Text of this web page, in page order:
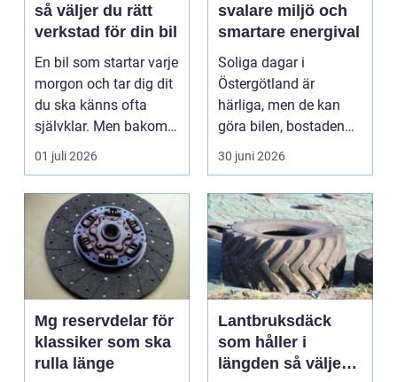
så väljer du rätt
verkstad för din bil
En bil som startar varje
morgon och tar dig dit
du ska känns ofta
självklar. Men bakom
varje problem...
01 juli 2026
svalare miljö och
smartare energival
Soliga dagar i
Östergötland är
härliga, men de kan
göra bilen, bostaden
eller kontoret varma
och blä...
30 juni 2026
Mg reservdelar för
klassiker som ska
rulla länge
Lantbruksdäck
som håller i
längden så väljer